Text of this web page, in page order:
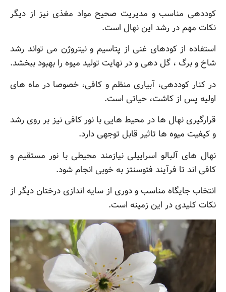
کوددهی مناسب و مدیریت صحیح مواد مغذی نیز از دیگر
نکات مهم در رشد این نهال است.
استفاده از کودهای غنی از پتاسیم و نیتروژن می تواند رشد
شاخ و برگ ، گل دهی و در نهایت تولید میوه را بهبود ببخشد.
در کنار کوددهی، آبیاری منظم و کافی، خصوصا در ماه های
اولیه پس از کاشت، حیاتی است.
قرارگیری نهال ها در محیط هایی با نور کافی نیز بر روی رشد
و کیفیت میوه ها تاثیر قابل توجهی دارد.
نهال های آلبالو اسراییلی نیازمند محیطی با نور مستقیم و
کافی اند تا فرآیند فتوسنتز به خوبی انجام شود.
انتخاب جایگاه مناسب و دوری از سایه اندازی درختان دیگر از
نکات کلیدی در این زمینه است.